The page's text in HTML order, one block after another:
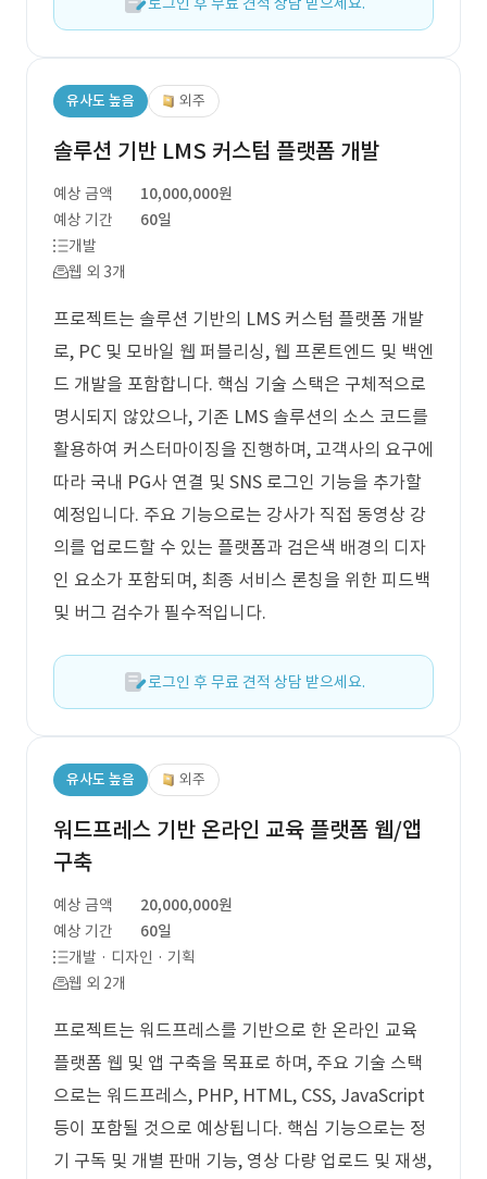
유사도 높음 외주
솔루션 기반 LMS 커스텀 플랫폼 개발
예상 금액
10,000,000원
예상 기간
60일
개발
웹 외 3개
프로젝트는 솔루션 기반의 LMS 커스텀 플랫폼 개발
로, PC 및 모바일 웹 퍼블리싱, 웹 프론트엔드 및 백엔
드 개발을 포함합니다. 핵심 기술 스택은 구체적으로
명시되지 않았으나, 기존 LMS 솔루션의 소스 코드를
활용하여 커스터마이징을 진행하며, 고객사의 요구에
따라 국내 PG사 연결 및 SNS 로그인 기능을 추가할
예정입니다. 주요 기능으로는 강사가 직접 동영상 강
의를 업로드할 수 있는 플랫폼과 검은색 배경의 디자
인 요소가 포함되며, 최종 서비스 론칭을 위한 피드백
및 버그 검수가 필수적입니다.
로그인 후 무료 견적 상담 받으세요.
유사도 높음 외주
워드프레스 기반 온라인 교육 플랫폼 웹/앱
구축
예상 금액
20,000,000원
예상 기간
60일
개발 · 디자인 · 기획
웹 외 2개
프로젝트는 워드프레스를 기반으로 한 온라인 교육
플랫폼 웹 및 앱 구축을 목표로 하며, 주요 기술 스택
으로는 워드프레스, PHP, HTML, CSS, JavaScript
등이 포함될 것으로 예상됩니다. 핵심 기능으로는 정
기 구독 및 개별 판매 기능, 영상 다량 업로드 및 재생,